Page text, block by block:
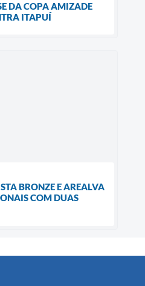
DA COPA AMIZADE
ITAPUÍ
BRONZE E AREALVA
COM DUAS